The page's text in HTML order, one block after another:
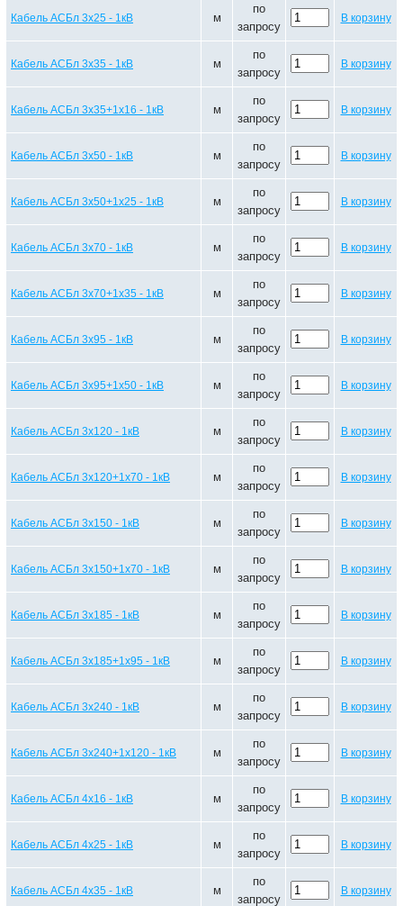
Кабель АСБл 3х25 - 1кВ м
по
запросу
В корзину
Кабель АСБл 3х35 - 1кВ м
по
запросу
В корзину
Кабель АСБл 3х35+1х16 - 1кВ м
по
запросу
В корзину
Кабель АСБл 3х50 - 1кВ м
по
запросу
В корзину
Кабель АСБл 3х50+1х25 - 1кВ м
по
запросу
В корзину
Кабель АСБл 3х70 - 1кВ м
по
запросу
В корзину
Кабель АСБл 3х70+1х35 - 1кВ м
по
запросу
В корзину
Кабель АСБл 3х95 - 1кВ м
по
запросу
В корзину
Кабель АСБл 3х95+1х50 - 1кВ м
по
запросу
В корзину
Кабель АСБл 3х120 - 1кВ м
по
запросу
В корзину
Кабель АСБл 3х120+1х70 - 1кВ м
по
запросу
В корзину
Кабель АСБл 3х150 - 1кВ м
по
запросу
В корзину
Кабель АСБл 3х150+1х70 - 1кВ м
по
запросу
В корзину
Кабель АСБл 3х185 - 1кВ м
по
запросу
В корзину
Кабель АСБл 3х185+1х95 - 1кВ м
по
запросу
В корзину
Кабель АСБл 3х240 - 1кВ м
по
запросу
В корзину
Кабель АСБл 3х240+1х120 - 1кВ м
по
запросу
В корзину
Кабель АСБл 4х16 - 1кВ м
по
запросу
В корзину
Кабель АСБл 4х25 - 1кВ м
по
запросу
В корзину
Кабель АСБл 4х35 - 1кВ м
по
запросу
В корзину